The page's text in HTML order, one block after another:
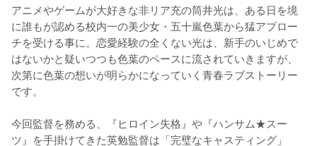
アニメやゲームが大好きな非リア充の筒井光は、ある日を境
に誰もが認める校内一の美少女・五十嵐色葉から猛アプロー
チを受ける事に。恋愛経験の全くない光は、新手のいじめで
はないかと疑いつつも色葉のペースに流されていきますが、
次第に色葉の想いが明らかになっていく青春ラブストーリー
です。
今回監督を務める、『ヒロイン失格』や『ハンサム★スー
ツ』を手掛けてきた英勉監督は「完璧なキャスティング」